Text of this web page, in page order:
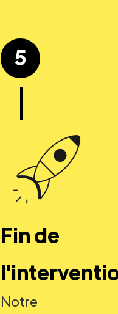
5
|
Fin de
Notre